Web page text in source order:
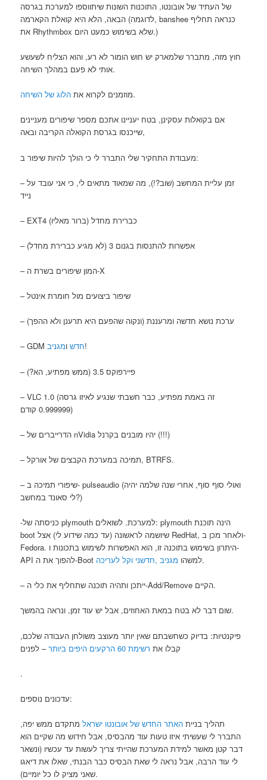
של העתיד של אובונטו, התוכנות השונות שיתווספו למערכת בגרסה
הבאה, הלא היא קואלת הקארמה (לדוגמה, banshee כנראה תחליף
את Rhythmbox שלא בשימוש כמעט היום.)
חוץ מזה, מתברר שלמארק יש חוש הומור לא רע, והוא הצליח לשעשע
אותי לא פעם במהלך השיחה.
מוזמנים לקרוא את הלוג של השיחה .
אם בקואלות עסקינן, בטח יעניינו אתכם מספר שיפורים מעניינים
שייכנסו בגרסת הקואלה הקריבה ובאה,
מעבודת התחקיר שלי התברר לי כי הולך להיות שיפור ב:
– זמן עליית המחשב (שוב?!), מה שמאוד מתאים לי, כי אני עובד על
נייד
– EXT4 כברירת מחדל (ברור מאליו)
– אפשרות להתנסות בגנום 3 (לא מגיע כברירת מחדל)
– המון שיפורים בשרת ה-X
– שיפור ביצועים מול חומרת אינטל
– ערכת נושא חדשה ומרעננת (ונקוה שהפעם היא תרענן ולא ההפך)
– GDM חדשומגניב !
– פיירפוקס 3.5 (ממש מפתיע, הא?)
– VLC 1.0 (זה באמת מפתיע, כבר חשבתי שנגיע לאיזו גרסה
0.999999 קודם)
– הדרייברים של nVidia יהיו מובנים בקרנל (!!!)
– תמיכה במערכת הקבצים של אורקל, BTRFS.
– שיפורי תמיכה ב- pulseaudio (ואולי סוף סוף, אחרי שנה שלמה יהיה
לי סאונד במחשב?)
-כניסתה של plymouth למערכת. לשואלים: plymouth הינה תוכנת
boot שיושמה לראשונה (עד כמה שידוע לי) אצל RedHat, ולאחר מכן ב-
Fedora. היתרון בשימוש בתוכנה זו, הוא האפשרות לשימוש בתכונות ו-
API להפוך את ה-Boot למשהו מגניב ,חדשני וקל לעריכה .
– ייתכן ותהיה תוכנה שתחליף את כלי ה-Add/Remove הקיים.
שום דבר לא בטח במאת האחוזים, אבל יש עוד זמן, ונראה בהמשך.
פיקנטיות: בדיוק כשחשבתם שאין יותר מעוצב משולחן העבודה שלכם,
קבלו את רשימת 60 הרקעים היפים ביותר – לפנים
.
עדכונים נוספים:
תהליך בניית האתר החדש של אובונטו ישראלמתקדם ממש יפה,
התברר לי שעשיתי איזו טעות עוד מהבסיס, אבל חידוש מה שקיים הוא
דבר קטן מאשר למידת המערכת שהייתי צריך לעשות עד עכשיו (ונשאר
לי עוד הרבה, אבל נראה לי שאת הבסיס כבר הבנתי, שאלו את דיאגו
שאני מציק לו כל יומיים).